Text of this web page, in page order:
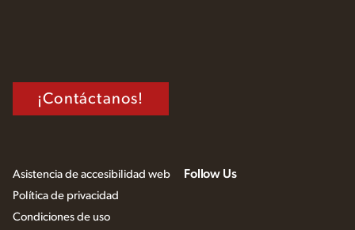
¡Contáctanos!
Asistencia de accesibilidad web
Política de privacidad
Condiciones de uso
Follow Us